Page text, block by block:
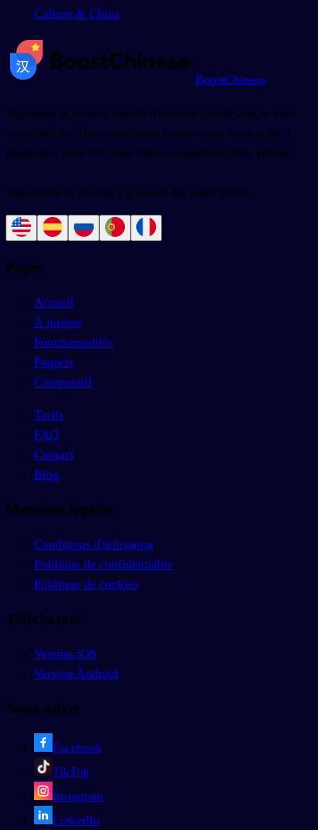
Culture & China
BoostChinese
Apprenez le chinois depuis n'importe quelle langue avec
votre mobile. Une application unique pour vous aider à
progresser plus vite dans votre apprentissage du chinois.
Apprendre le chinois n'a jamais été aussi facile.
Pages
Accueil
À propos
Fonctionnalités
Paquets
Comparatif
Tarifs
FAQ
Contact
Blog
Mentions légales
Conditions d'utilisation
Politique de confidentialité
Politique de cookies
Télécharger
Version iOS
Version Android
Nous suivre
Facebook
TikTok
Instagram
LinkedIn